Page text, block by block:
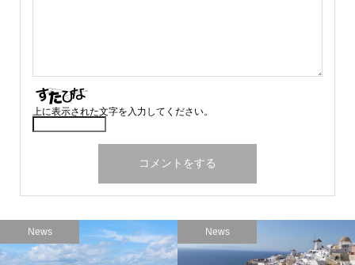
上に表示された文字を入力してください。
News News